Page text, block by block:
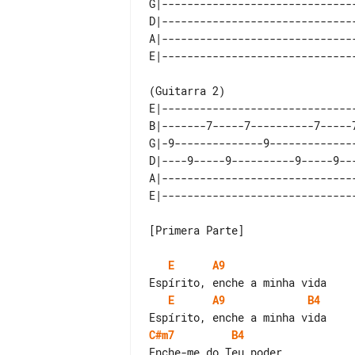
B|-------7-----7----------
G|-9--------------
D|----9-----9----------9-----
[Primera Parte]
E
A9
E
A9
B4
C#m7
B4